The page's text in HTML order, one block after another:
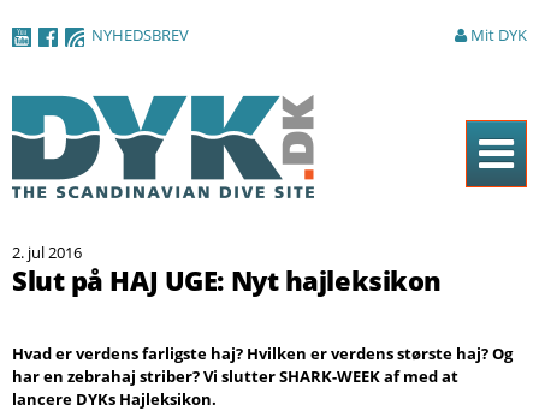
NYHEDSBREV Mit DYK
Magasinet
Artikler
DYK Guiden
2. jul 2016
Slut på HAJ UGE: Nyt hajleksikon
Hvad er verdens farligste haj? Hvilken er verdens største haj? Og
har en zebrahaj striber? Vi slutter SHARK-WEEK af med at
lancere DYKs Hajleksikon.